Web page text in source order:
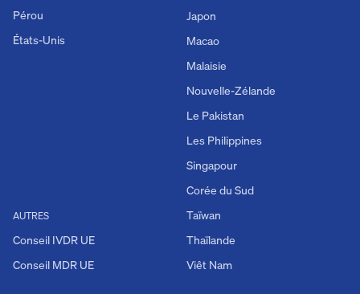
Pérou
États-Unis
AUTRES
Conseil IVDR UE
Conseil MDR UE
Japon
Macao
Malaisie
Nouvelle-Zélande
Le Pakistan
Les Philippines
Singapour
Corée du Sud
Taïwan
Thaïlande
Viêt Nam